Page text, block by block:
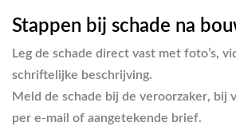
Stappen bij schade na
Leg de schade direct vast met foto’s,
schriftelijke beschrijving.
Meld de schade bij de veroorzaker, bij
per e-mail of aangetekende brief.